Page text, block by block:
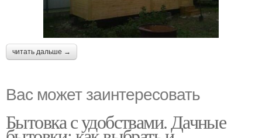
читать дальше →
Вас может заинтересовать
Бытовка с удобствами. Дачные